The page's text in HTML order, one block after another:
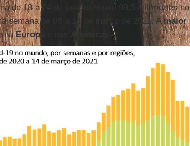
de 18 a 24 de janeiro houve 99,5 mil mortes no
semana de 08 a 14 de março de 2021. Amaior
naEuropa